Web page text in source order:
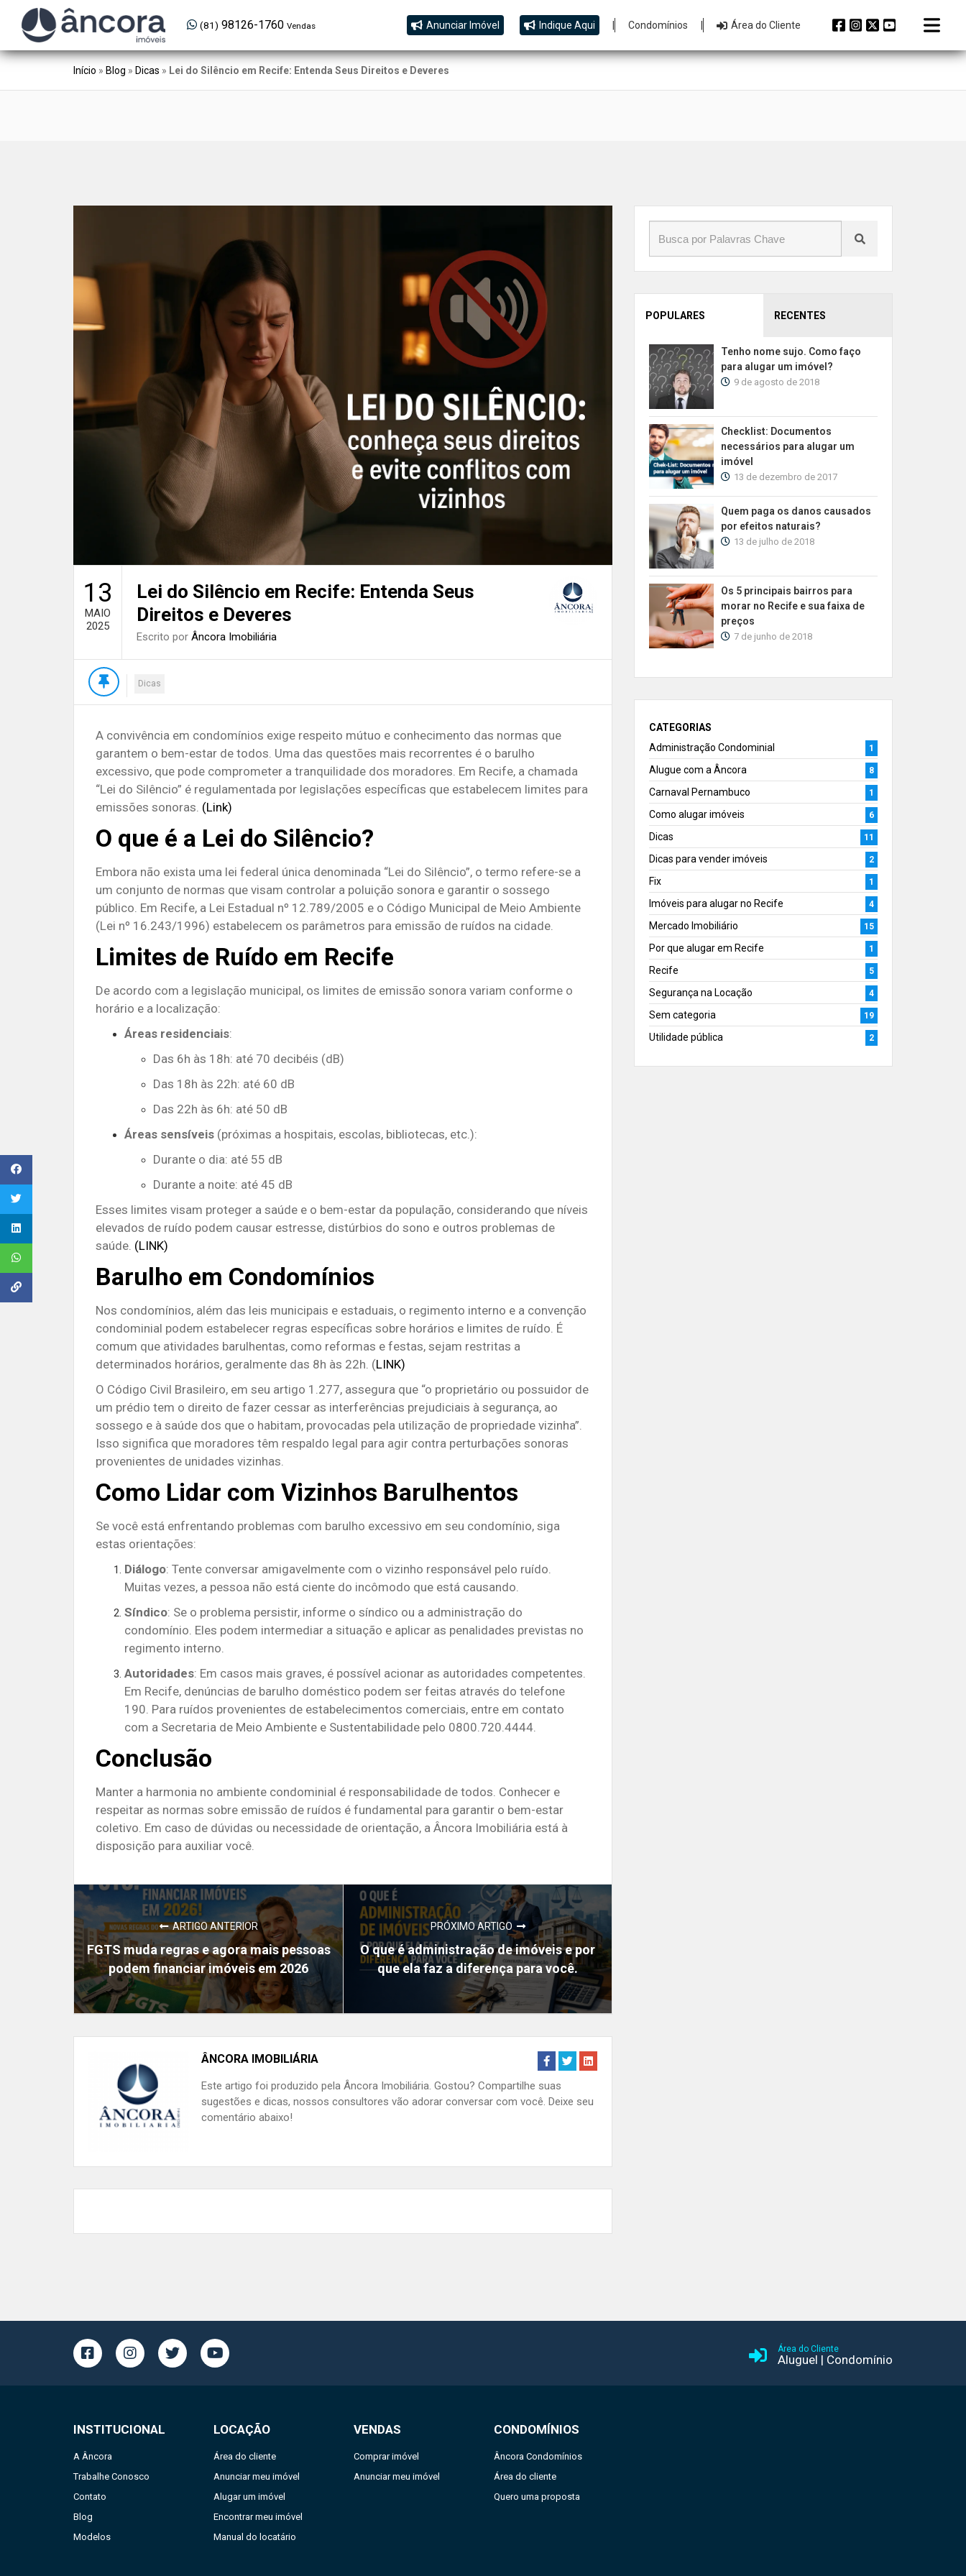
(81) 98126-1760 Vendas Anunciar Imóvel Indique Aqui Condomínios Área do Cliente
Início » Blog » Dicas » Lei do Silêncio em Recife: Entenda Seus Direitos e Deveres
13
MAIO
2025
Lei do Silêncio em Recife: Entenda Seus
Direitos e Deveres
Escrito por Âncora Imobiliária
Dicas
A convivência em condomínios exige respeito mútuo e conhecimento das normas que
garantem o bem-estar de todos. Uma das questões mais recorrentes é o barulho
excessivo, que pode comprometer a tranquilidade dos moradores. Em Recife, a chamada
“Lei do Silêncio” é regulamentada por legislações específicas que estabelecem limites para
emissões sonoras. (Link)
O que é a Lei do Silêncio?
Embora não exista uma lei federal única denominada “Lei do Silêncio”, o termo refere-se a
um conjunto de normas que visam controlar a poluição sonora e garantir o sossego
público. Em Recife, a Lei Estadual nº 12.789/2005 e o Código Municipal de Meio Ambiente
(Lei nº 16.243/1996) estabelecem os parâmetros para emissão de ruídos na cidade.
Limites de Ruído em Recife
De acordo com a legislação municipal, os limites de emissão sonora variam conforme o
horário e a localização:
Áreas residenciais:
Das 6h às 18h: até 70 decibéis (dB)
Das 18h às 22h: até 60 dB
Das 22h às 6h: até 50 dB
Áreas sensíveis (próximas a hospitais, escolas, bibliotecas, etc.):
Durante o dia: até 55 dB
Durante a noite: até 45 dB
Esses limites visam proteger a saúde e o bem-estar da população, considerando que níveis
elevados de ruído podem causar estresse, distúrbios do sono e outros problemas de
saúde. (LINK)
Barulho em Condomínios
Nos condomínios, além das leis municipais e estaduais, o regimento interno e a convenção
condominial podem estabelecer regras específicas sobre horários e limites de ruído. É
comum que atividades barulhentas, como reformas e festas, sejam restritas a
determinados horários, geralmente das 8h às 22h. (LINK)
O Código Civil Brasileiro, em seu artigo 1.277, assegura que “o proprietário ou possuidor de
um prédio tem o direito de fazer cessar as interferências prejudiciais à segurança, ao
sossego e à saúde dos que o habitam, provocadas pela utilização de propriedade vizinha”.
Isso significa que moradores têm respaldo legal para agir contra perturbações sonoras
provenientes de unidades vizinhas.
Como Lidar com Vizinhos Barulhentos
Se você está enfrentando problemas com barulho excessivo em seu condomínio, siga
estas orientações:
Diálogo: Tente conversar amigavelmente com o vizinho responsável pelo ruído.
Muitas vezes, a pessoa não está ciente do incômodo que está causando.
Síndico: Se o problema persistir, informe o síndico ou a administração do
condomínio. Eles podem intermediar a situação e aplicar as penalidades previstas no
regimento interno.
Autoridades: Em casos mais graves, é possível acionar as autoridades competentes.
Em Recife, denúncias de barulho doméstico podem ser feitas através do telefone
190. Para ruídos provenientes de estabelecimentos comerciais, entre em contato
com a Secretaria de Meio Ambiente e Sustentabilidade pelo 0800.720.4444.
Conclusão
Manter a harmonia no ambiente condominial é responsabilidade de todos. Conhecer e
respeitar as normas sobre emissão de ruídos é fundamental para garantir o bem-estar
coletivo. Em caso de dúvidas ou necessidade de orientação, a Âncora Imobiliária está à
disposição para auxiliar você.
ARTIGO ANTERIOR
FGTS muda regras e agora mais pessoas
podem financiar imóveis em 2026
PRÓXIMO ARTIGO
O que é administração de imóveis e por
que ela faz a diferença para você.
ÂNCORA IMOBILIÁRIA
Este artigo foi produzido pela Âncora Imobiliária. Gostou? Compartilhe suas
sugestões e dicas, nossos consultores vão adorar conversar com você. Deixe seu
comentário abaixo!
POPULARES RECENTES
Tenho nome sujo. Como faço
para alugar um imóvel?
9 de agosto de 2018
Checklist: Documentos
necessários para alugar um
imóvel
13 de dezembro de 2017
Quem paga os danos causados
por efeitos naturais?
13 de julho de 2018
Os 5 principais bairros para
morar no Recife e sua faixa de
preços
7 de junho de 2018
CATEGORIAS
Administração Condominial
1
Alugue com a Âncora 8
Carnaval Pernambuco 1
Como alugar imóveis 6
Dicas 11
Dicas para vender imóveis 2
Fix 1
Imóveis para alugar no Recife 4
Mercado Imobiliário 15
Por que alugar em Recife 1
Recife 5
Segurança na Locação 4
Sem categoria 19
Utilidade pública 2
Área do Cliente
Aluguel | Condomínio
INSTITUCIONAL
A Âncora
Trabalhe Conosco
Contato
Blog
Modelos
LOCAÇÃO
Área do cliente
Anunciar meu imóvel
Alugar um imóvel
Encontrar meu imóvel
Manual do locatário
VENDAS
Comprar imóvel
Anunciar meu imóvel
CONDOMÍNIOS
Âncora Condomínios
Área do cliente
Quero uma proposta